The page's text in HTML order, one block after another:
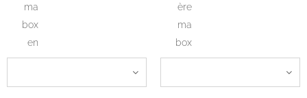
ma
box
en
ère
ma
box